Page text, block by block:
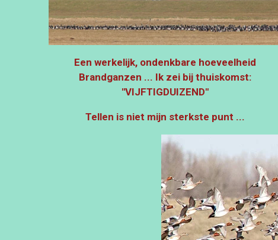
Een werkelijk, ondenkbare hoeveelheid
Brandganzen ... Ik zei bij thuiskomst:
"VIJFTIGDUIZEND"
Tellen is niet mijn sterkste punt ...